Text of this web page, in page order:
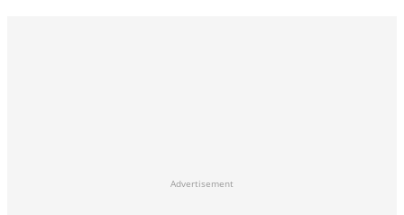
Advertisement